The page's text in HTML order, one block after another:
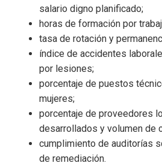
salario digno planificado;
horas de formación por
tasa de rotación y
índice de accidentes
por lesiones;
porcentaje de puestos
mujeres;
porcentaje de proveedores
desarrollados y volumen de
cumplimiento de auditorías
de remediación.